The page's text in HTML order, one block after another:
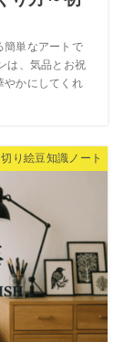
簡単なアートで
は、気品とお祝
やかにしてくれ
切り絵豆知識ノート